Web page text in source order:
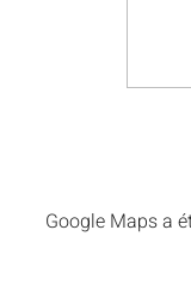
Google Maps a